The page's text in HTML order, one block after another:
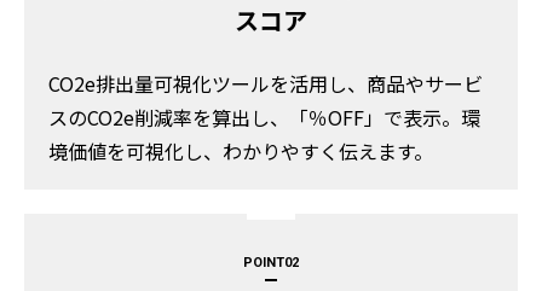
スコア
CO2e排出量可視化ツールを活用し、商品やサービ
スのCO2e削減率を算出し、「％OFF」で表示。環
境価値を可視化し、わかりやすく伝えます。
POINT